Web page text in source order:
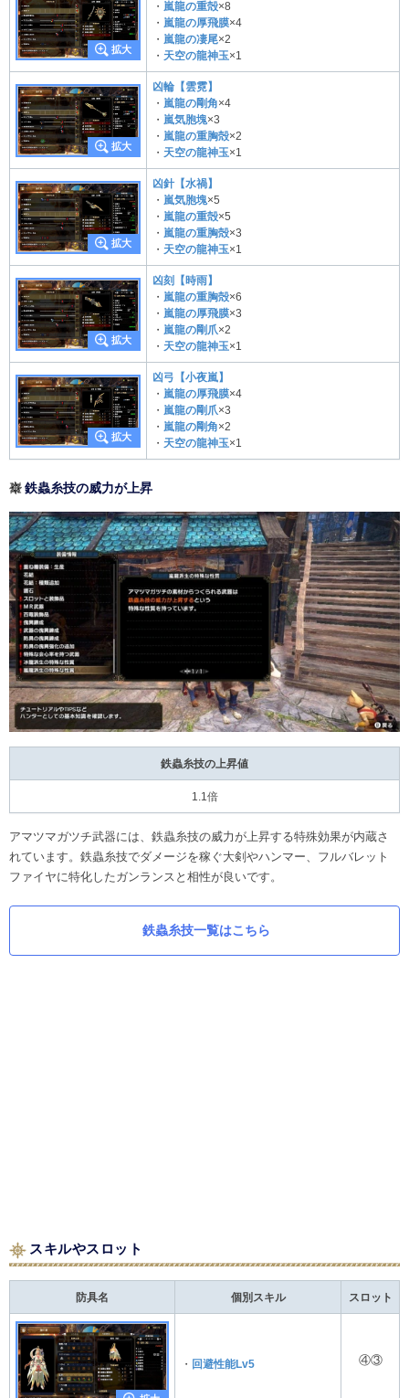
・ 嵐龍の重殻×8
・ 嵐龍の厚飛膜×4
・ 嵐龍の凄尾×2
・ 天空の龍神玉×1
凶輪【雲霓】
・ 嵐龍の剛角×4
・ 嵐気胞塊×3
・ 嵐龍の重胸殻×2
・ 天空の龍神玉×1
凶針【水禍】
・ 嵐気胞塊×5
・ 嵐龍の重殻×5
・ 嵐龍の重胸殻×3
・ 天空の龍神玉×1
凶刻【時雨】
・ 嵐龍の重胸殻×6
・ 嵐龍の厚飛膜×3
・ 嵐龍の剛爪×2
・ 天空の龍神玉×1
凶弓【小夜嵐】
・ 嵐龍の厚飛膜×4
・ 嵐龍の剛爪×3
・ 嵐龍の剛角×2
・ 天空の龍神玉×1
鉄蟲糸技の威力が上昇
鉄蟲糸技の上昇値
1.1倍
アマツマガツチ武器には、鉄蟲糸技の威力が上昇する特殊効果が内蔵さ
れています。鉄蟲糸技でダメージを稼ぐ大剣やハンマー、フルバレット
ファイヤに特化したガンランスと相性が良いです。
鉄蟲糸技一覧はこちら
スキルやスロット
防具名 個別スキル スロット
・ 回避性能Lv5 ④③